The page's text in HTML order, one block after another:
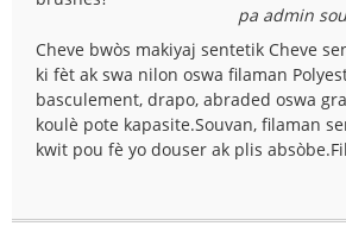
pa admin
Cheve bwòs makiyaj sentetik Cheve
ki fèt ak swa nilon oswa filaman
basculement, drapo, abraded oswa
koulè pote kapasite.Souvan, filaman
kwit pou fè yo douser ak plis